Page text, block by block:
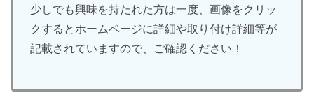
少しでも興味を持たれた方は一度、画像をクリッ
クするとホームページに詳細や取り付け詳細等が
記載されていますので、ご確認ください！